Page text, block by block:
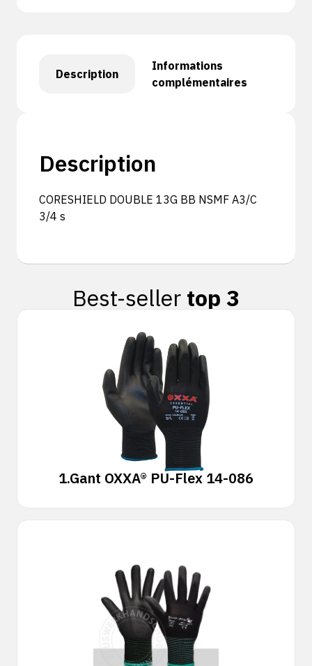
Description
Informations
complémentaires
Description
CORESHIELD DOUBLE 13G BB NSMF A3/C
3/4 s
Best-seller top 3
1.Gant OXXA® PU-Flex 14-086